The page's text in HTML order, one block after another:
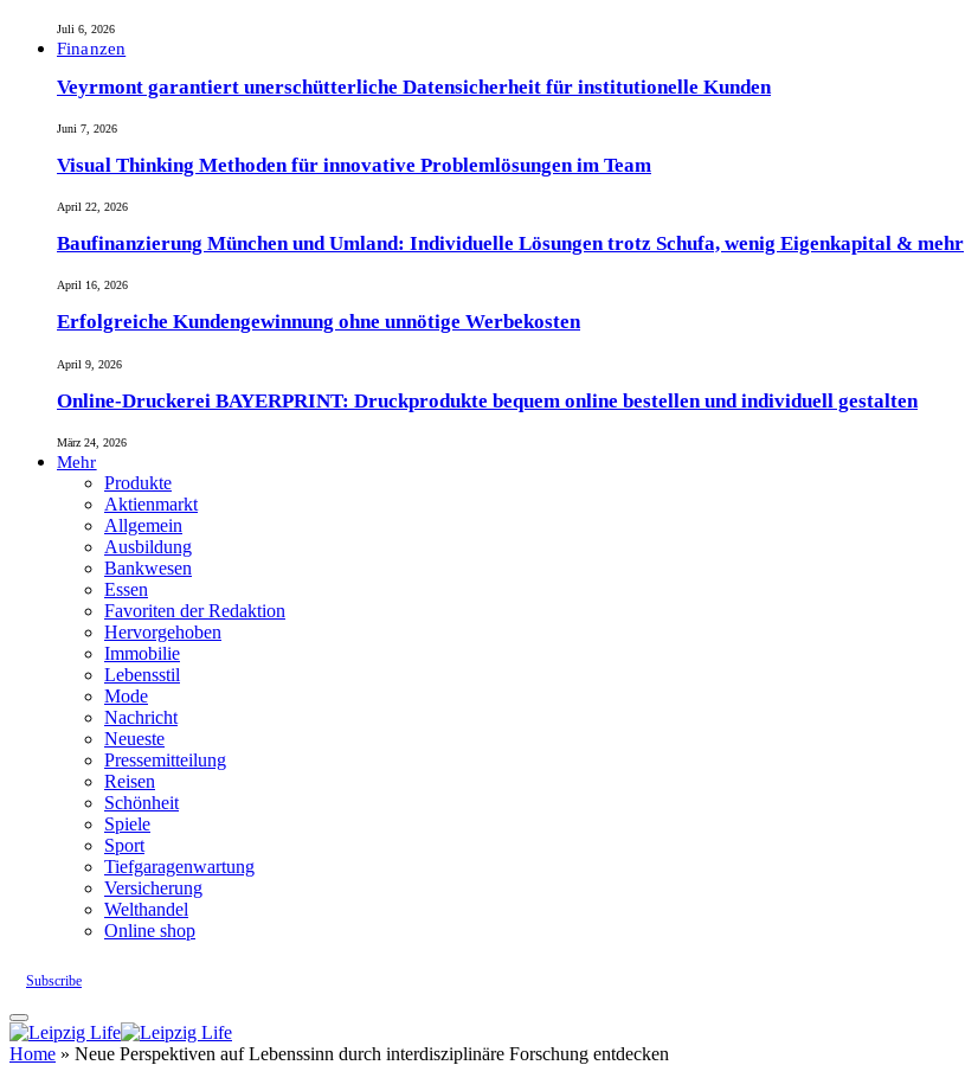
Juli 6, 2026
Finanzen
Veyrmont garantiert unerschütterliche Datensicherheit für institutionelle Kunden
Juni 7, 2026
Visual Thinking Methoden für innovative Problemlösungen im Team
April 22, 2026
Baufinanzierung München und Umland: Individuelle Lösungen trotz Schufa, wenig Eigenkapital & mehr
April 16, 2026
Erfolgreiche Kundengewinnung ohne unnötige Werbekosten
April 9, 2026
Online-Druckerei BAYERPRINT: Druckprodukte bequem online bestellen und individuell gestalten
März 24, 2026
Mehr
Produkte
Aktienmarkt
Allgemein
Ausbildung
Bankwesen
Essen
Favoriten der Redaktion
Hervorgehoben
Immobilie
Lebensstil
Mode
Nachricht
Neueste
Pressemitteilung
Reisen
Schönheit
Spiele
Sport
Tiefgaragenwartung
Versicherung
Welthandel
Online shop
Subscribe
Home » Neue Perspektiven auf Lebenssinn durch interdisziplinäre Forschung entdecken